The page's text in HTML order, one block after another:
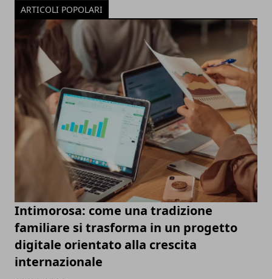
ARTICOLI POPOLARI
Intimorosa: come una tradizione
familiare si trasforma in un progetto
digitale orientato alla crescita
internazionale